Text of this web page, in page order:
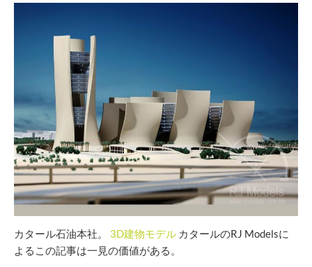
カタール石油本社。 3D建物モデル カタールのRJ Modelsに
よるこの記事は一見の価値がある。